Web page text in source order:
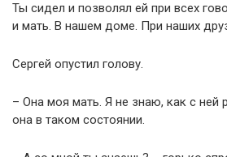
Ты сидел и позволял ей при всех
и мать. В нашем доме. При наших
Сергей опустил голову.
– Она моя мать. Я не знаю, как с ней
она в таком состоянии.